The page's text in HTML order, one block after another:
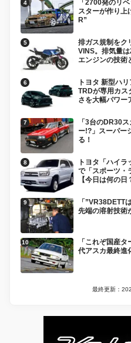
「2700発のリ
スターが作り上
R”
排ガス規制をク
VINS。排気量
エンジンの技術
トヨタ 新型ハ
TRDが専用カス
さを大幅パワー
「3台のDR30
ー!?」スーパー
る！
トヨタ「ハイ
で「スポーツ・
【今日は何の日
「”VR38DETT
先端の溶射技術
「これぞ国産
代アスカ最終進
最終更新：